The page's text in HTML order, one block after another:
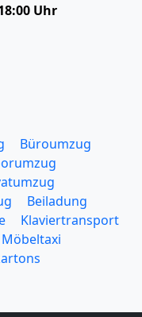
Uhr
Büroumzug
Beiladung
Klaviertransport
Möbeltaxi